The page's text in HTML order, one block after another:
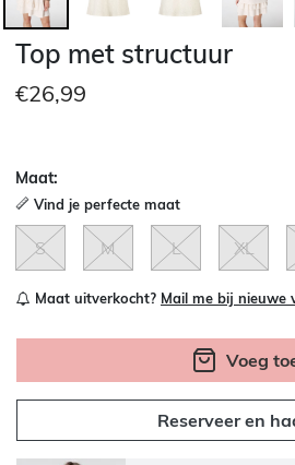
Top met structuur
€26,99
Maat:
Vind je perfecte maat
S M L XL
Maat uitverkocht? Mail me bij nieuwe
Voeg
Reserveer en